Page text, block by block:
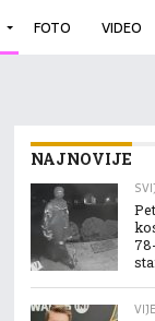
FOTO VIDEO
NAJNOVIJE